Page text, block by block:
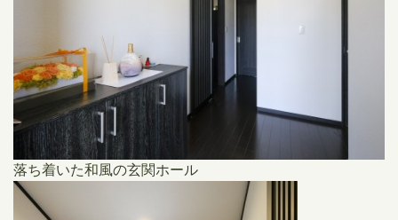
落ち着いた和風の玄関ホール